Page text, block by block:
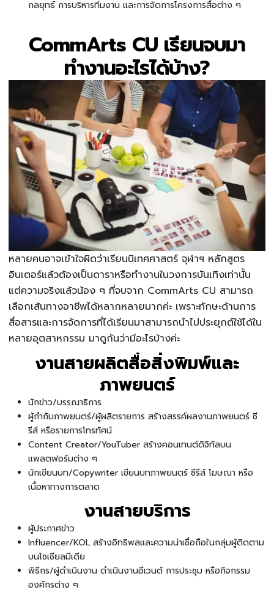
กลยุทธ์ การบริหารทีมงาน และการจัดการโครงการสื่อต่าง ๆ
CommArts CU เรียนจบมา
ทำงานอะไรได้บ้าง?
หลายคนอาจเข้าใจผิดว่าเรียนนิเทศศาสตร์ จุฬาฯ หลักสูตร
อินเตอร์แล้วต้องเป็นดาราหรือทำงานในวงการบันเทิงเท่านั้น
แต่ความจริงแล้วน้อง ๆ ที่จบจาก CommArts CU สามารถ
เลือกเส้นทางอาชีพได้หลากหลายมากค่ะ เพราะทักษะด้านการ
สื่อสารและการจัดการที่ได้เรียนมาสามารถนำไปประยุกต์ใช้ได้ใน
หลายอุตสาหกรรม มาดูกันว่ามีอะไรบ้างค่ะ
งานสายผลิตสื่อสิ่งพิมพ์และ
ภาพยนตร์
นักข่าว/บรรณาธิการ
ผู้กำกับภาพยนตร์/ผู้ผลิตรายการ สร้างสรรค์ผลงานภาพยนตร์ ซี
รีส์ หรือรายการโทรทัศน์
Content Creator/YouTuber สร้างคอนเทนต์ดิจิทัลบน
แพลตฟอร์มต่าง ๆ
นักเขียนบท/Copywriter เขียนบทภาพยนตร์ ซีรีส์ โฆษณา หรือ
เนื้อหาทางการตลาด
งานสายบริการ
ผู้ประกาศข่าว
Influencer/KOL สร้างอิทธิพลและความน่าเชื่อถือในกลุ่มผู้ติดตาม
บนโซเชียลมีเดีย
พิธีกร/ผู้ดำเนินงาน ดำเนินงานอีเวนต์ การประชุม หรือกิจกรรม
องค์กรต่าง ๆ